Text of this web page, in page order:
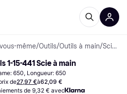
même/Outils/Outils à main/ Scies à main
1-15-441 Scie à main
650, Longueur: 650
de27,97 €à62,09 €
de 9,32 € avec